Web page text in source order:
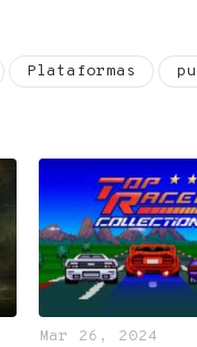
Plataformas
Mar 26, 2024